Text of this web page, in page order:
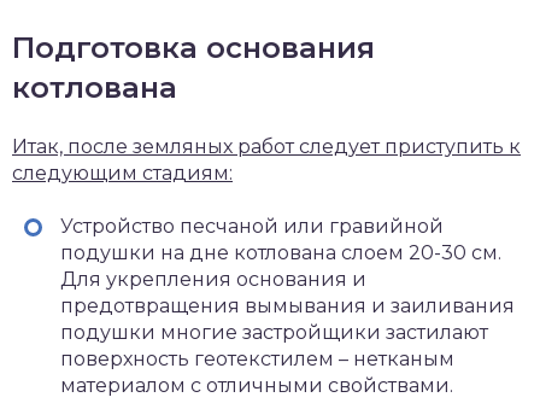
Подготовка основания
котлована
Итак, после земляных работ следует приступить к
следующим стадиям:
Устройство песчаной или гравийной
подушки на дне котлована слоем 20-30 см.
Для укрепления основания и
предотвращения вымывания и заиливания
подушки многие застройщики застилают
поверхность геотекстилем – нетканым
материалом с отличными свойствами.